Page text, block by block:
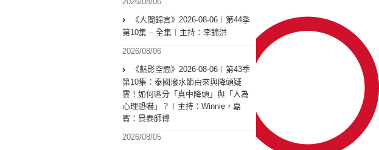
《人間錦言》2026-08-06︱第44季
第10集 – 全集︱主持：李錦洪
2026/08/06
《魅影空間》2026-08-06︱第43季
第10集：泰國潑水節由來與降頭疑
雲！如何區分「真中降頭」與「人為
心理恐嚇」？︱主持：Winnie，嘉
賓：景泰師傅
2026/08/05